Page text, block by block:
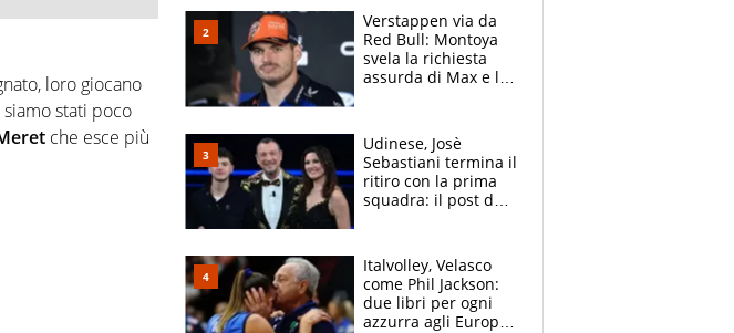
loro giocano
stati poco
che esce più
azzurri
Verstappen via da
Red Bull: Montoya
svela la richiesta
assurda di Max e lo
McLaren siano
meglio?”
Udinese, Josè
Sebastiani termina il
ritiro con la prima
squadra: il post del
sfondo
Italvolley, Velasco
come Phil Jackson:
due libri per ogni
azzurra agli Europei.